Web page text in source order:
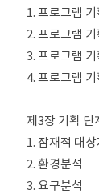
1. 프로그램
2. 프로그램
3. 프로그램
4. 프로그램
제3장 기획 단
1. 잠재적 대
2. 환경분석
3. 요구분석